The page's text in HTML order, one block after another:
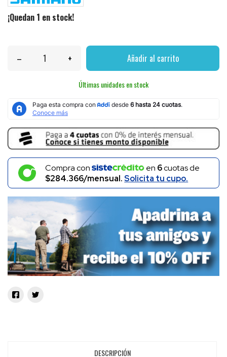
¡Quedan 1 en stock!
– + Añadir al carrito
Últimas unidades en stock
Compra con en 6cuotas de
$284.366/mensual.Solicita tu cupo.
DESCRIPCIÓN